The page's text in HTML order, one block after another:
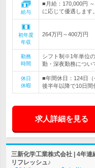
給与
■月給：170,000円
に応じて優遇しま
初年度
年収
264万円～400万円
勤務
時間
シフト制※1年単位
勤・深夜勤務につい
休日
休暇
■年間休日：124日
後半年以降で10日
求人詳細を見る
三新化学工業株式会社 | 4年
リフレッシュ♪